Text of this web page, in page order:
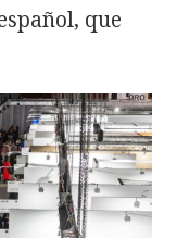
que